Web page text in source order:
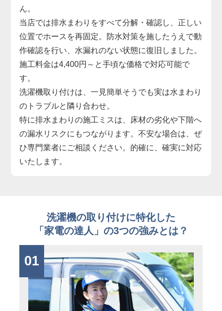
ん。
当店では排水まわりをすべて分解・確認し、正しい
位置でホースを再固定。防水対策を施したうえで動
作確認を行い、水漏れのない状態に復旧しました。
施工料金は4,400円～と手頃な価格で対応可能で
す。
洗濯機取り付けは、一見簡単そうでも実は水まわり
のトラブルと隣り合わせ。
特に排水まわりの施工ミスは、床材の劣化や下階へ
の漏水リスクにもつながります。不安な場合は、ぜ
ひ専門業者にご相談ください。的確に、確実に対応
いたします。
洗濯機の取り付けに特化した
「家電の達人」の3つの強みとは？
01